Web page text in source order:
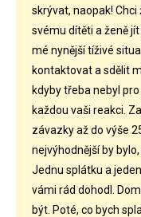
skrývat, naopak!
svému dítěti a ženě
mé nynější tíživé
kontaktovat a sdělit
kdyby třeba nebyl
každou vaši reakci.
závazky až do výše
nejvýhodnější by
Jednu splátku a
vámi rád dohodl.
být. Poté, co bych